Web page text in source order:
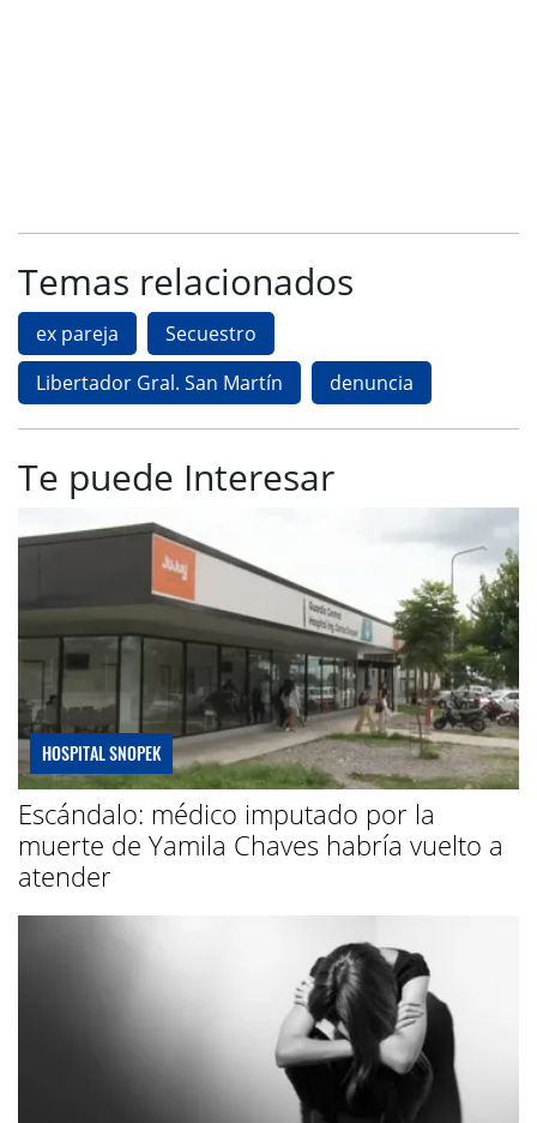
Temas relacionados
ex pareja
Secuestro
Libertador Gral. San Martín
denuncia
Te puede Interesar
HOSPITAL SNOPEK
Escándalo: médico imputado por la
muerte de Yamila Chaves habría vuelto a
atender